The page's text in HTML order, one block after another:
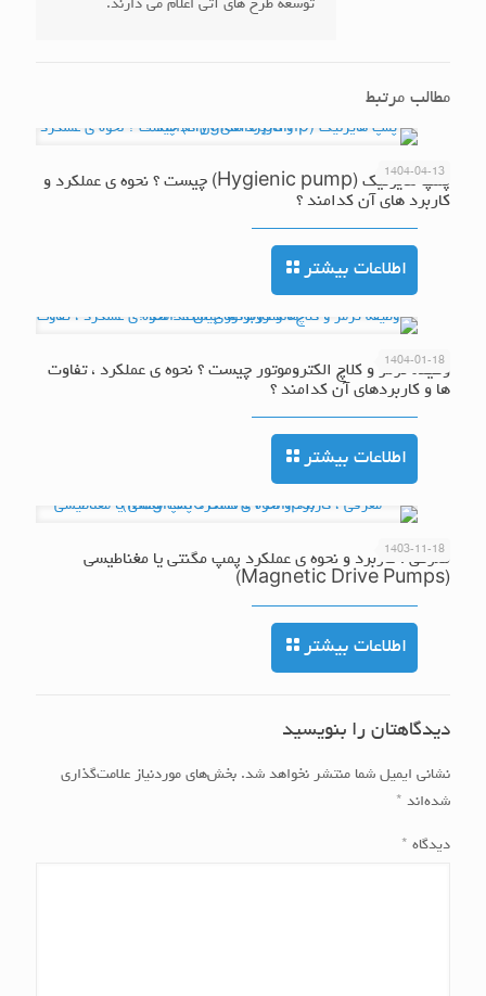
توسعه طرح های آتی اعلام می دارند.
مطالب مرتبط
1404-04-13
پمپ هایژنیک (Hygienic pump) چیست ؟ نحوه ی عملکرد و
کاربرد های آن کدامند ؟
اطلاعات بیشتر
1404-01-18
وظیفه ترمز و کلاچ الکتروموتور چیست ؟ نحوه ی عملکرد ، تفاوت
ها و کاربردهای آن کدامند ؟
اطلاعات بیشتر
1403-11-18
معرفی ، کاربرد و نحوه ی عملکرد پمپ مگنتی یا مغناطیسی
(Magnetic Drive Pumps)
اطلاعات بیشتر
دیدگاهتان را بنویسید
نشانی ایمیل شما منتشر نخواهد شد. بخش‌های موردنیاز علامت‌گذاری
شده‌اند *
دیدگاه *